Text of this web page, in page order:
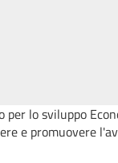
per lo sviluppo
e promuovere